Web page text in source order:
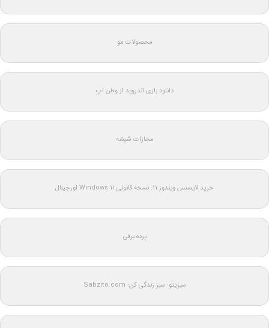
محصولات مو
دانلود بازی اندروید از وطن اپ
مجازات شیشه
خرید لایسنس ویندوز 11: نسخه قانونی Windows 11 اورجینال
پرده برقی
سبزیتو: سبز زندگی کن: Sabzito.com